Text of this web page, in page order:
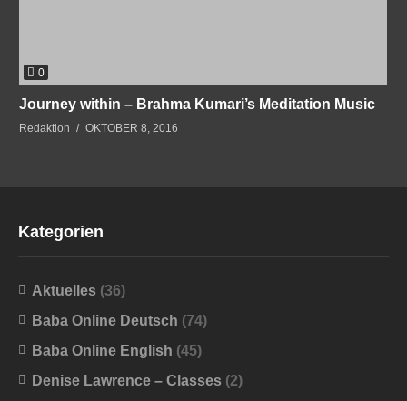
0
Journey within – Brahma Kumari’s Meditation Music
Redaktion OKTOBER 8, 2016
Kategorien
Aktuelles (36)
Baba Online Deutsch (74)
Baba Online English (45)
Denise Lawrence – Classes (2)